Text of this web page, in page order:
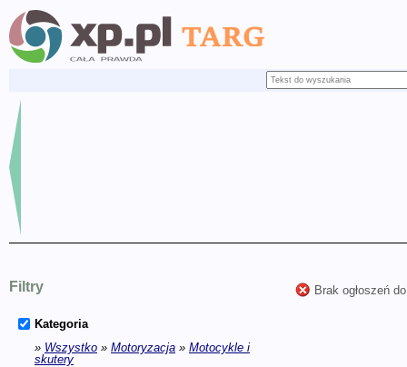
Filtry
Kategoria
» Wszystko » Motoryzacja » Motocykle i
skutery
Brak ogłoszeń